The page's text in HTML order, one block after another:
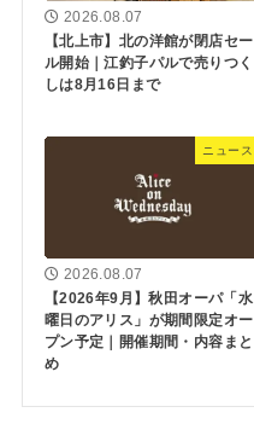
2026.08.07
【北上市】北の洋館が閉店セー
ル開始｜江釣子パルで売りつく
しは8月16日まで
ニュース
2026.08.07
【2026年9月】秋田オーパ「水
曜日のアリス」が期間限定オー
プン予定｜開催期間・内容まと
め